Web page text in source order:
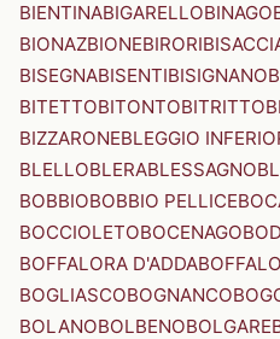
BIENTINABIGARELLOBINAGO
BIONAZBIONEBIRORI
BISEGNABISENTIBISIGNANO
BITETTOBITONTOBITRITTO
BIZZARONEBLEGGIO
BLELLOBLERABLESSAGNO
BOBBIOBOBBIO PELLICE
BOCCIOLETOBOCENAGO
BOFFALORA D'ADDA
BOGLIASCOBOGNANCO
BOLANOBOLBENOBOLGARE